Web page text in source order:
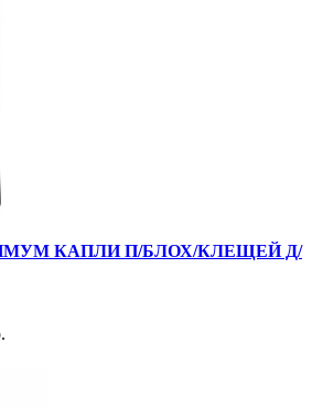
КАПЛИ П/БЛОХ/КЛЕЩЕЙ Д/